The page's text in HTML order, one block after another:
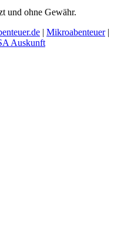
und ohne Gewähr.
| Mikroabenteuer|
Auskunft